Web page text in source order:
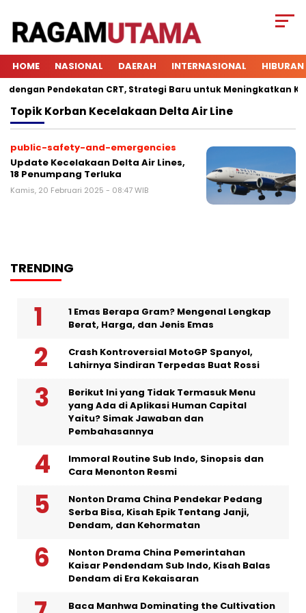
HOME NASIONAL DAERAH INTERNASIONAL HIBURAN
Pendekatan CRT, Strategi Baru untuk Meningkatkan
TopikKorban Kecelakaan Delta Air Line
public-safety-and-emergencies
Update Kecelakaan Delta Air Lines,
18 Penumpang Terluka
Kamis, 20 Februari 2025 - 08:47 WIB
TRENDING
1 Emas Berapa Gram? Mengenal Lengkap
Berat, Harga, dan Jenis Emas
Crash Kontroversial MotoGP Spanyol,
Lahirnya Sindiran Terpedas Buat Rossi
Berikut Ini yang Tidak Termasuk Menu
yang Ada di Aplikasi Human Capital
Yaitu? Simak Jawaban dan
Pembahasannya
Immoral Routine Sub Indo, Sinopsis dan
Cara Menonton Resmi
Nonton Drama China Pendekar Pedang
Serba Bisa, Kisah Epik Tentang Janji,
Dendam, dan Kehormatan
Nonton Drama China Pemerintahan
Kaisar Pendendam Sub Indo, Kisah Balas
Dendam di Era Kekaisaran
Baca Manhwa Dominating the Cultivation